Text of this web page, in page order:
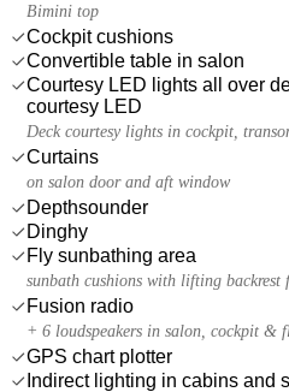
Bimini top
Cockpit cushions
Convertible table in salon
Courtesy LED lights all over
courtesy LED
Deck courtesy lights in cockpit,
Curtains
on salon door and aft window
Depthsounder
Dinghy
Fly sunbathing area
sunbath cushions with lifting backrest
Fusion radio
+ 6 loudspeakers in salon, cockpit &
GPS chart plotter
Indirect lighting in cabins and